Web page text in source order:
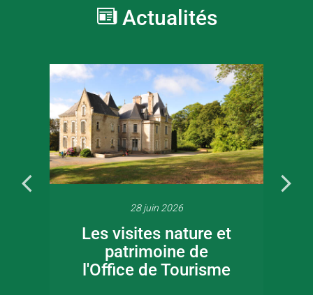
Actualités
28 juin 2026
Les visites nature et
patrimoine de
l'Office de Tourisme